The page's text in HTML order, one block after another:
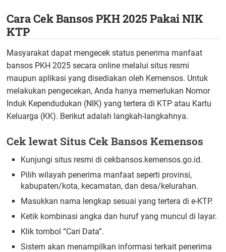
Cara Cek Bansos PKH 2025 Pakai NIK
KTP
Masyarakat dapat mengecek status penerima manfaat
bansos PKH 2025 secara online melalui situs resmi
maupun aplikasi yang disediakan oleh Kemensos. Untuk
melakukan pengecekan, Anda hanya memerlukan Nomor
Induk Kependudukan (NIK) yang tertera di KTP atau Kartu
Keluarga (KK). Berikut adalah langkah-langkahnya.
Cek lewat Situs Cek Bansos Kemensos
Kunjungi situs resmi di cekbansos.kemensos.go.id.
Pilih wilayah penerima manfaat seperti provinsi,
kabupaten/kota, kecamatan, dan desa/kelurahan.
Masukkan nama lengkap sesuai yang tertera di e-KTP.
Ketik kombinasi angka dan huruf yang muncul di layar.
Klik tombol “Cari Data”.
Sistem akan menampilkan informasi terkait penerima